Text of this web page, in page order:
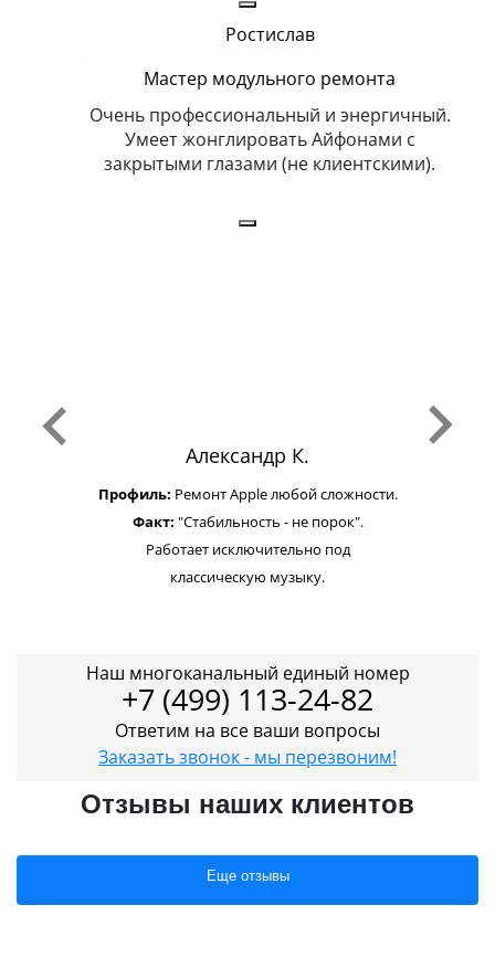
Ростислав
Мастер модульного ремонта
Очень профессиональный и энергичный.
Умеет жонглировать Айфонами с
закрытыми глазами (не клиентскими).
Александр К.
Профиль: Ремонт Apple любой сложности.
Факт: "Стабильность - не порок".
Работает исключительно под
классическую музыку.
Наш многоканальный единый номер
+7 (499) 113-24-82
Ответим на все ваши вопросы
Заказать звонок - мы перезвоним!
Отзывы наших клиентов
Еще отзывы